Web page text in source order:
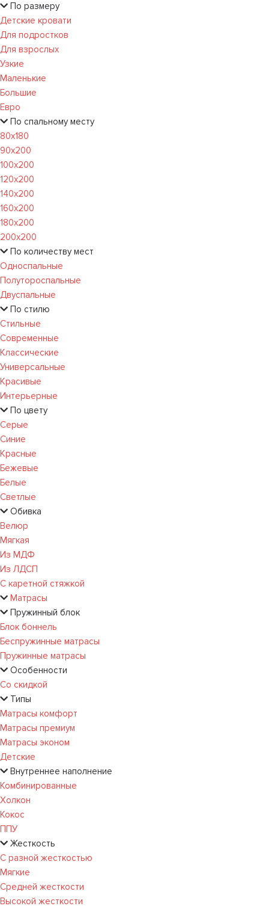
По размеру
Детские кровати
Для подростков
Для взрослых
Узкие
Маленькие
Большие
Евро
По спальному месту
80х180
90х200
100х200
120x200
140х200
160х200
180х200
200х200
По количеству мест
Односпальные
Полутороспальные
Двуспальные
По стилю
Стильные
Современные
Классические
Универсальные
Красивые
Интерьерные
По цвету
Серые
Синие
Красные
Бежевые
Белые
Светлые
Обивка
Велюр
Мягкая
Из МДФ
Из ЛДСП
С каретной стяжкой
Матрасы
Пружинный блок
Блок боннель
Беспружинные матрасы
Пружинные матрасы
Особенности
Со скидкой
Типы
Матрасы комфорт
Матрасы премиум
Матрасы эконом
Детские
Внутреннее наполнение
Комбинированные
Холкон
Кокос
ППУ
Жесткость
С разной жесткостью
Мягкие
Средней жесткости
Высокой жесткости